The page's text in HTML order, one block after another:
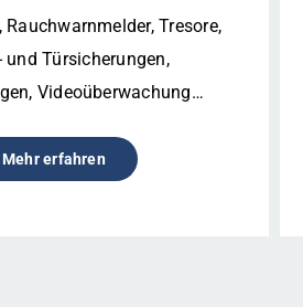
Tresore,
und Türsicherungen,
Videoüberwachung…
Mehr erfahren